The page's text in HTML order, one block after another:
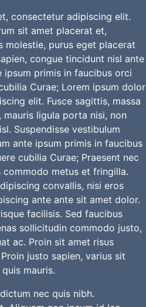
consectetur adipiscing elit.
sit amet placerat et,
molestie, purus eget placerat
congue tincidunt nisl ante
ipsum primis in faucibus orci
Curae; Lorem ipsum dolor
elit. Fusce sagittis, massa
ligula porta nisi, non
Suspendisse vestibulum
ante ipsum primis in faucibus
cubilia Curae; Praesent nec
metus et fringilla.
convallis, nisi eros
ante ante sit amet dolor.
facilisis. Sed faucibus
sollicitudin commodo justo,
ac. Proin sit amet risus
justo sapien, varius sit
mauris.
nec quis nibh.